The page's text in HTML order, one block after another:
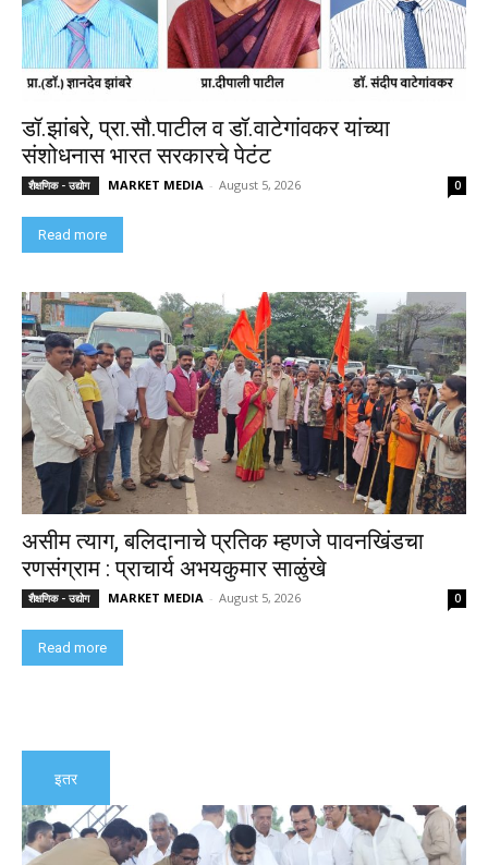
डॉ.झांबरे, प्रा.सौ.पाटील व डॉ.वाटेगांवकर यांच्या
संशोधनास भारत सरकारचे पेटंट
शैक्षणिक - उद्योग MARKET MEDIA - August 5, 2026 0
Read more
असीम त्याग, बलिदानाचे प्रतिक म्हणजे पावनखिंडचा
रणसंग्राम : प्राचार्य अभयकुमार साळुंखे
शैक्षणिक - उद्योग MARKET MEDIA - August 5, 2026 0
Read more
इतर